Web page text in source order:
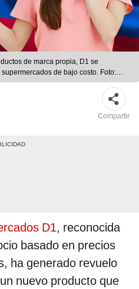
de marca propia, D1 se
de bajo costo. Foto:
Compartir
D1, reconocida
basado en precios
ha generado revuelo
nuevo producto que